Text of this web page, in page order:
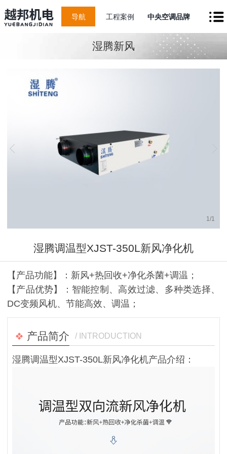
导航 工程案例 中央空调品牌
湿腾新风
1 /1
湿腾调温型XJST-350L新风净化机
【产品功能】：新风+热回收+净化杀菌+调温；
【产品优势】：智能控制、高效过滤、多种类选择、
DC变频风机、节能高效、调温；
产品简介 / INTRODUCTION
湿腾调温型XJST-350L新风净化机产品介绍：